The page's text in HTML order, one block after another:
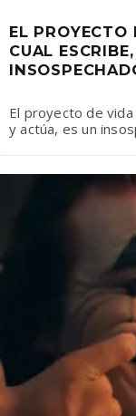
EL PROYECTO
CUAL
El proyecto de vida
y actúa, es un